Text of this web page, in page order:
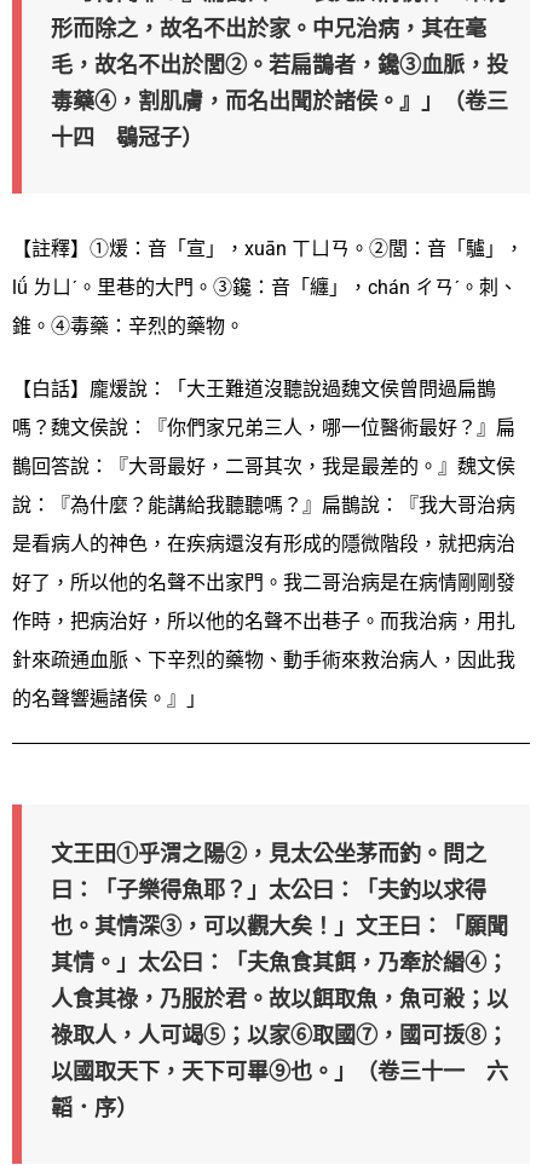
形而除之，故名不出於家。中兄治病，其在毫
毛，故名不出於閭②。若扁鵲者，鑱③血脈，投
毒藥④，割肌膚，而名出聞於諸侯。』」（卷三
十四 鶡冠子）
【註釋】①煖：音「宣」，xuān ㄒㄩㄢ。②閭：音「驢」，
lǘ ㄌㄩˊ。里巷的大門。③鑱：音「纏」，chán ㄔㄢˊ。刺、
錐。④毒藥：辛烈的藥物。
【白話】龐煖說：「大王難道沒聽說過魏文侯曾問過扁鵲
嗎？魏文侯說：『你們家兄弟三人，哪一位醫術最好？』扁
鵲回答說：『大哥最好，二哥其次，我是最差的。』魏文侯
說：『為什麼？能講給我聽聽嗎？』扁鵲說：『我大哥治病
是看病人的神色，在疾病還沒有形成的隱微階段，就把病治
好了，所以他的名聲不出家門。我二哥治病是在病情剛剛發
作時，把病治好，所以他的名聲不出巷子。而我治病，用扎
針來疏通血脈、下辛烈的藥物、動手術來救治病人，因此我
的名聲響遍諸侯。』」
文王田①乎渭之陽②，見太公坐茅而釣。問之
曰：「子樂得魚耶？」太公曰：「夫釣以求得
也。其情深③，可以觀大矣！」文王曰：「願聞
其情。」太公曰：「夫魚食其餌，乃牽於緡④；
人食其祿，乃服於君。故以餌取魚，魚可殺；以
祿取人，人可竭⑤；以家⑥取國⑦，國可㧞⑧；
以國取天下，天下可畢⑨也。」（卷三十一 六
韜．序）